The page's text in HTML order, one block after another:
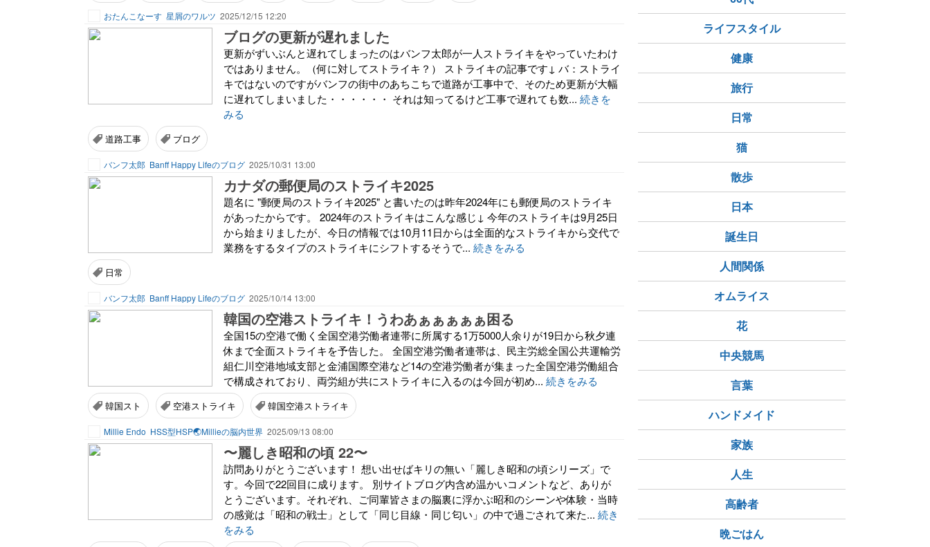
おたんこなーす 星屑のワルツ 2025/12/15 12:20
ブログの更新が遅れました
更新がずいぶんと遅れてしまったのはバンフ太郎が一人ストライキをやっていたわけ
ではありません。（何に対してストライキ？） ストライキの記事です↓ バ：ストライ
キではないのですがバンフの街中のあちこちで道路が工事中で、そのため更新が大幅
に遅れてしまいました・・・・・・ それは知ってるけど工事で遅れても数... 続きを
みる
道路工事 ブログ
バンフ太郎 Banff Happy Lifeのブログ 2025/10/31 13:00
カナダの郵便局のストライキ2025
題名に "郵便局のストライキ2025" と書いたのは昨年2024年にも郵便局のストライキ
があったからです。 2024年のストライキはこんな感じ↓ 今年のストライキは9月25日
から始まりましたが、今日の情報では10月11日からは全面的なストライキから交代で
業務をするタイプのストライキにシフトするそうで... 続きをみる
日常
バンフ太郎 Banff Happy Lifeのブログ 2025/10/14 13:00
韓国の空港ストライキ！うわあぁぁぁぁぁ困る
全国15の空港で働く全国空港労働者連帯に所属する1万5000人余りが19日から秋夕連
休まで全面ストライキを予告した。 全国空港労働者連帯は、民主労総全国公共運輸労
組仁川空港地域支部と金浦国際空港など14の空港労働者が集まった全国空港労働組合
で構成されており、両労組が共にストライキに入るのは今回が初め... 続きをみる
韓国スト 空港ストライキ 韓国空港ストライキ
Millie Endo HSS型HSP🌏Millieの脳内世界 2025/09/13 08:00
〜麗しき昭和の頃 22〜
訪問ありがとうございます！ 想い出せばキリの無い「麗しき昭和の頃シリーズ」で
す。今回で22回目に成ります。 別サイトブログ内含め温かいコメントなど、ありが
とうございます。それぞれ、ご同輩皆さまの脳裏に浮かぶ昭和のシーンや体験・当時
の感覚は「昭和の戦士」として「同じ目線・同じ匂い」の中で過ごされて来た... 続き
をみる
ライフスタイル
健康
旅行
日常
猫
散歩
日本
誕生日
人間関係
オムライス
花
中央競馬
言葉
ハンドメイド
家族
人生
高齢者
晩ごはん